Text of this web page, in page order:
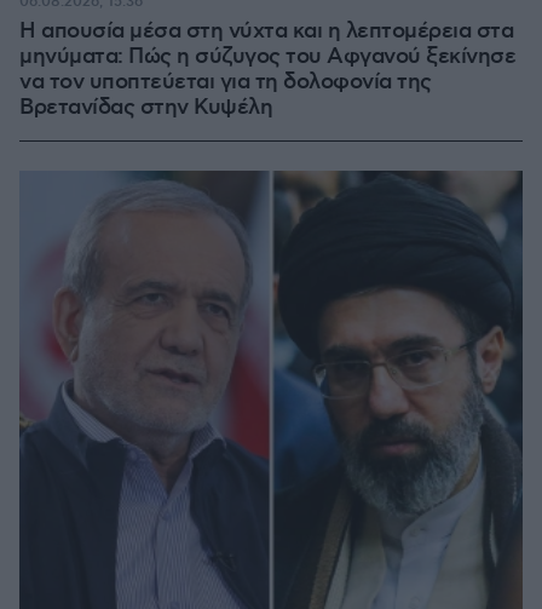
Η απουσία μέσα στη νύχτα και η λεπτομέρεια στα
μηνύματα: Πώς η σύζυγος του Αφγανού ξεκίνησε
να τον υποπτεύεται για τη δολοφονία της
Βρετανίδας στην Κυψέλη